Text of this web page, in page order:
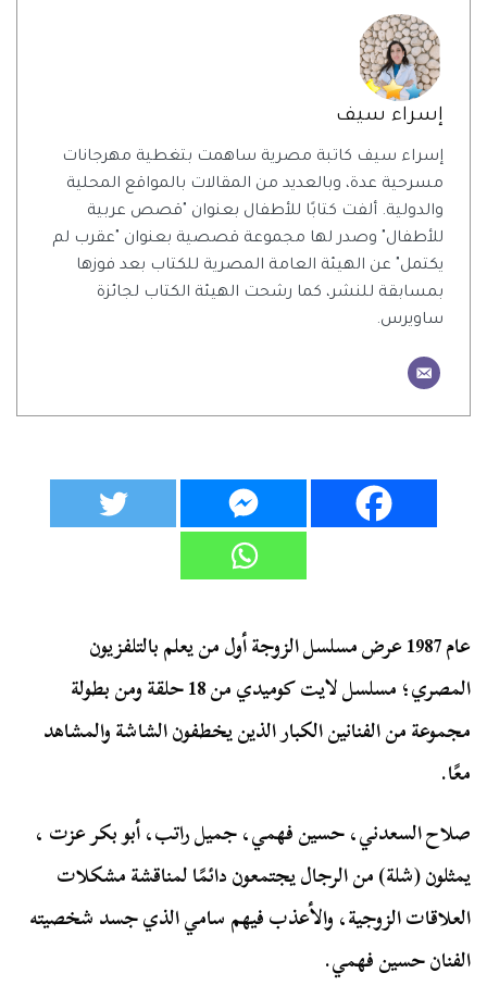
إسراء سيف
إسراء سيف كاتبة مصرية ساهمت بتغطية مهرجانات
مسرحية عدة، وبالعديد من المقالات بالمواقع المحلية
والدولية. ألفت كتابًا للأطفال بعنوان "قصص عربية
للأطفال" وصدر لها مجموعة قصصية بعنوان "عقرب لم
يكتمل" عن الهيئة العامة المصرية للكتاب بعد فوزها
بمسابقة للنشر، كما رشحت الهيئة الكتاب لجائزة
ساويرس.
عام 1987 عرض مسلسل الزوجة أول من يعلم بالتلفزيون
المصري؛ مسلسل لايت كوميدي من 18 حلقة ومن بطولة
مجموعة من الفنانين الكبار الذين يخطفون الشاشة والمشاهد
معًا.
صلاح السعدني، حسين فهمي، جميل راتب، أبو بكر عزت ،
يمثلون (شلة) من الرجال يجتمعون دائمًا لمناقشة مشكلات
العلاقات الزوجية، والأعذب فيهم سامي الذي جسد شخصيته
الفنان حسين فهمي.